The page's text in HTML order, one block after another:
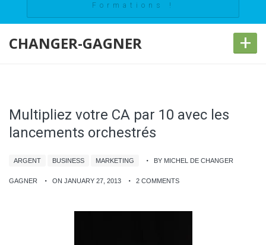
Formations !
CHANGER-GAGNER +
Multipliez votre CA par 10 avec les
lancements orchestrés
ARGENT BUSINESS MARKETING BY MICHEL DE CHANGER
GAGNER ON JANUARY 27, 2013 2 COMMENTS